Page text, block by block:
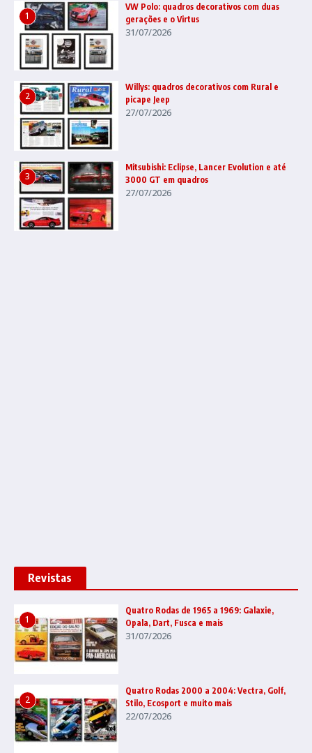
1
VW Polo: quadros decorativos com duas
gerações e o Virtus
31/07/2026
2
Willys: quadros decorativos com Rural e
picape Jeep
27/07/2026
3
Mitsubishi: Eclipse, Lancer Evolution e até
3000 GT em quadros
27/07/2026
Revistas
1
Quatro Rodas de 1965 a 1969: Galaxie,
Opala, Dart, Fusca e mais
31/07/2026
2
Quatro Rodas 2000 a 2004: Vectra, Golf,
Stilo, Ecosport e muito mais
22/07/2026